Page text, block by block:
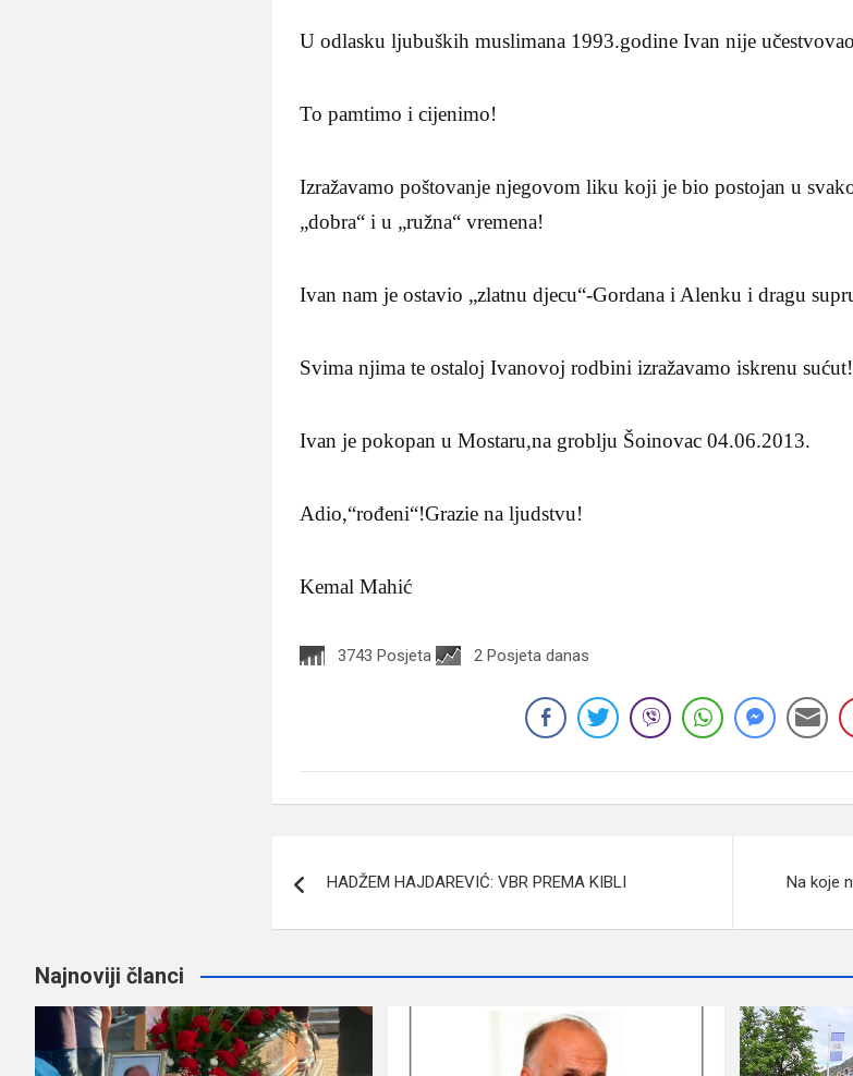
U odlasku ljubuških muslimana 1993.godine Ivan nije
To pamtimo i cijenimo!
Izražavamo poštovanje njegovom liku koji je bio postojan u
„dobra“ i u „ružna“ vremena!
Ivan nam je ostavio „zlatnu djecu“-Gordana i Alenku i dragu
Svima njima te ostaloj Ivanovoj rodbini izražavamo iskrenu sućut!
Ivan je pokopan u Mostaru,na groblju Šoinovac 04.06.2013.
Adio,“rođeni“!Grazie na ljudstvu!
Kemal Mahić
3743 Posjeta 2 Posjeta danas
članaka
HADŽEM HAJDAREVIĆ: VBR PREMA KIBLI Na koje
Najnoviji članci